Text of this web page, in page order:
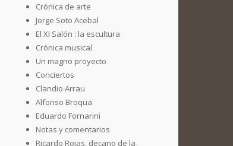
Crónica de arte
Jorge Soto Acebal
El XI Salón : la escultura
Crónica musical
Un magno proyecto
Conciertos
Clandio Arrau
Alfonso Broqua
Eduardo Fornarini
Notas y comentarios
Ricardo Rojas, decano de la